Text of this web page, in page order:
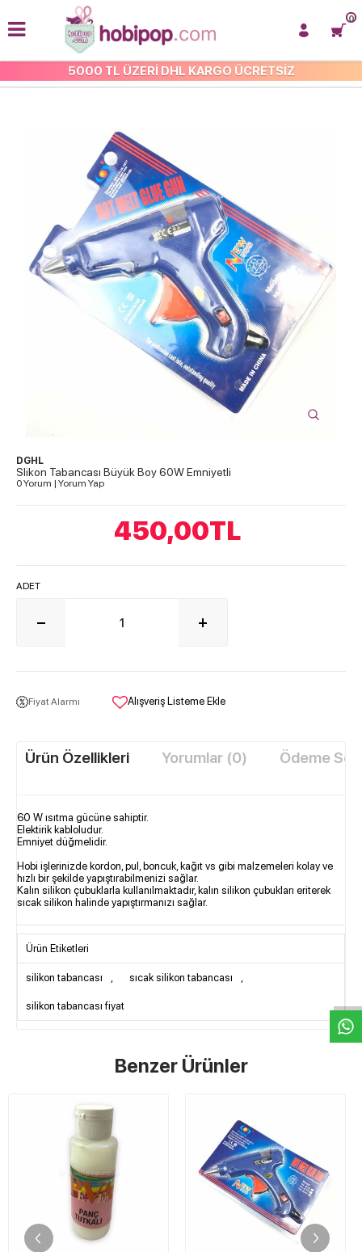
W
h
t
s
a
p
p
D
e
s
e
H
a
t
t
5000 TL ÜZERİ DHL KARGO ÜCRETSİZ
0
YAPIŞTIRICILAR VE SİLİKONLAR
DGHL
Slikon Tabancası Büyük Boy 60W Emniyetli
0 Yorum | Yorum Yap
450,00TL
ADET
Fiyat Alarmı Alışveriş Listeme Ekle
Ürün Özellikleri Yorumlar (0) Ödeme
60 W ısıtma gücüne sahiptir.
Elektirik kabloludur.
Emniyet düğmelidir.
Hobi işlerinizde kordon, pul, boncuk, kağıt vs gibi malzemeleri kolay ve
hızlı bir şekilde yapıştırabilmenizi sağlar.
Kalın silikon çubuklarla kullanılmaktadır, kalın silikon çubukları eriterek
sıcak silikon halinde yapıştırmanızı sağlar.
Ürün Etiketleri
silikon tabancası , sıcak silikon tabancası ,
silikon tabancası fiyat
Benzer Ürünler
STOKTA YOK